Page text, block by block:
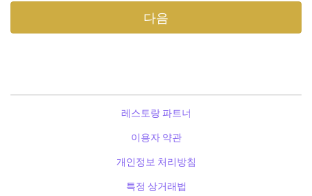
레스토랑 파트너
이용자 약관
개인정보 처리방침
특정 상거래법